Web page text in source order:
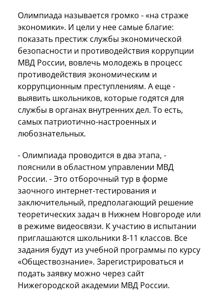
Олимпиада называется громко - «на страже
экономики». И цели у нее самые благие:
показать престиж службы экономической
безопасности и противодействия коррупции
МВД России, вовлечь молодежь в процесс
противодействия экономическим и
коррупционным преступлениям. А еще -
выявить школьников, которые годятся для
службы в органах внутренних дел. То есть,
самых патриотично-настроенных и
любознательных.
- Олимпиада проводится в два этапа, -
пояснили в областном управлении МВД
России. - Это отборочный тур в форме
заочного интернет-тестирования и
заключительный, предполагающий решение
теоретических задач в Нижнем Новгороде или
в режиме видеосвязи. К участию в испытании
приглашаются школьники 8-11 классов. Все
задания будут из учебной программы по курсу
«Обществознание». Зарегистрироваться и
подать заявку можно через сайт
Нижегородской академии МВД России.